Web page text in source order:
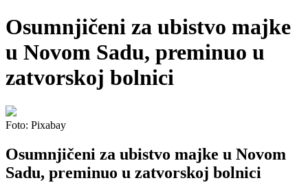
Osumnjičeni za ubistvo majke
u Novom Sadu, preminuo u
zatvorskoj bolnici
Foto: Pixabay
Osumnjičeni za ubistvo majke u Novom
Sadu, preminuo u zatvorskoj bolnici